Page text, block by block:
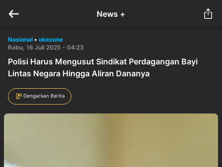
News +
Nasional • okezone
Rabu, 16 Juli 2025 - 04:23
Polisi Harus Mengusut Sindikat Perdagangan Bayi
Lintas Negara Hingga Aliran Dananya
Dengarkan Berita